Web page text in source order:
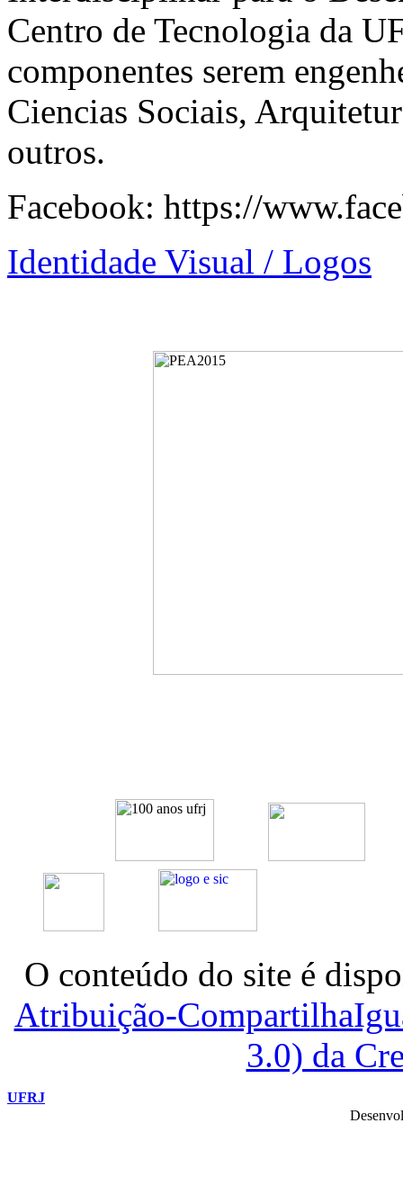
Centro de Tecnologia da
componentes serem
Ciencias Sociais,
outros.
Facebook: https://
Identidade Visual / Logos
O conteúdo do site é
Atribuição-
3.0) da
UFRJ